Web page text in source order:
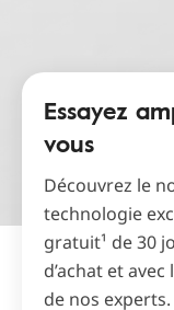
Essayez
vous
Découvrez le
technologie
gratuit¹ de 30
d’achat et
de nos experts.